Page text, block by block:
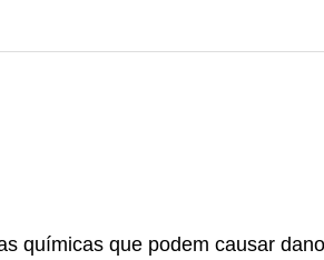
químicas que podem causar